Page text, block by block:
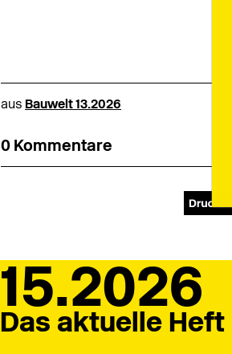
aus Bauwelt 13.2026
0 Kommentare
15.2026
Das aktuelle Heft